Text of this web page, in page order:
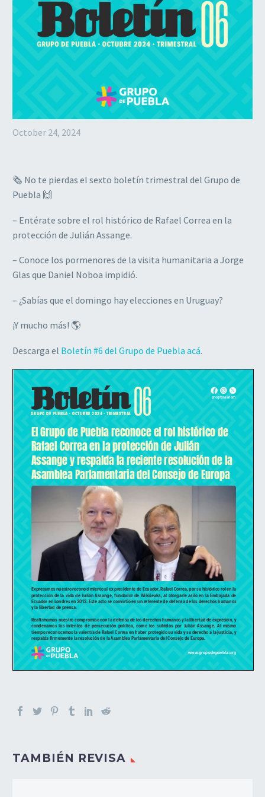
October 24, 2024
🗞️ No te pierdas el sexto boletín trimestral del Grupo de
Puebla 🙌
– Entérate sobre el rol histórico de Rafael Correa en la
protección de Julián Assange.
– Conoce los pormenores de la visita humanitaria a Jorge
Glas que Daniel Noboa impidió.
– ¿Sabías que el domingo hay elecciones en Uruguay?
¡Y mucho más! 🌎
Descarga el Boletín #6 del Grupo de Puebla acá.
TAMBIÉN REVISA